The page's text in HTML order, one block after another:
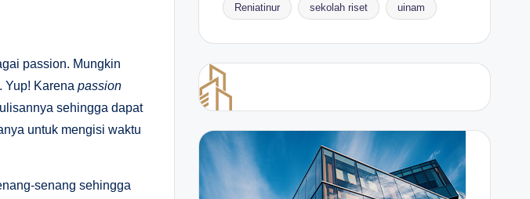
passion. Mungkin
Yup! Karena passion
sehingga dapat
untuk mengisi waktu
senang sehingga
Reniatinur sekolah riset uinam